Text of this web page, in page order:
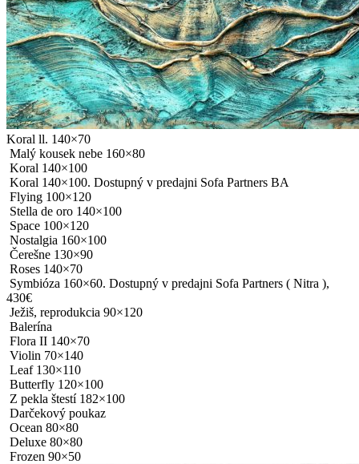
Koral ll. 140×70
Malý kousek nebe 160×80
Koral 140×100
Koral 140×100. Dostupný v predajni Sofa Partners BA
Flying 100×120
Stella de oro 140×100
Space 100×120
Nostalgia 160×100
Čerešne 130×90
Roses 140×70
Symbióza 160×60. Dostupný v predajni Sofa Partners ( Nitra ),
430€
Ježiš, reprodukcia 90×120
Balerína
Flora II 140×70
Violin 70×140
Leaf 130×110
Butterfly 120×100
Z pekla štestí 182×100
Darčekový poukaz
Ocean 80×80
Deluxe 80×80
Frozen 90×50